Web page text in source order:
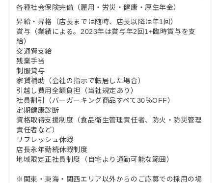
各種社会保険完備（雇用・労災・健康・厚生年金）
昇給・昇格（店長までは随時、店長以降は年1回）
賞与（業績による。2023年は賞与年2回1+臨時賞与を支
給）
交通費支給
残業手当
制服貸与
家賃補助（会社の指示で転居した場合）
引越し費用全額負担（当社規定あり）
社員割引（バーガーキング商品すべて30％OFF）
定期健康診断
資格取得支援制度（食品衛生管理責任者、防火・防災管理
責任者など）
リフレッシュ休暇
店長永年勤続休暇制度
地域限定正社員制度（自宅より通勤可能な範囲）
※関東・東海・関西エリア以外からのご応募での採用の場